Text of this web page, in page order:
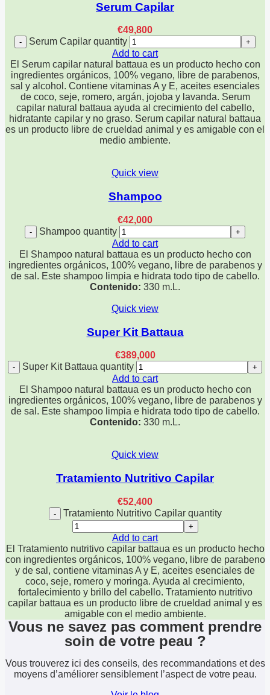
Serum Capilar
€49,800
Serum Capilar quantity
Add to cart
El Serum capilar natural battaua es un producto hecho con
ingredientes orgánicos, 100% vegano, libre de parabenos,
sal y alcohol. Contiene vitaminas A y E, aceites esenciales
de coco, seje, romero, argán, jojoba y lavanda. Serum
capilar natural battaua ayuda al crecimiento del cabello,
hidratante capilar y no graso. Serum capilar natural battaua
es un producto libre de crueldad animal y es amigable con el
medio ambiente.
Quick view
Shampoo
€42,000
Shampoo quantity
Add to cart
El Shampoo natural battaua es un producto hecho con
ingredientes orgánicos, 100% vegano, libre de parabenos y
de sal. Este shampoo limpia e hidrata todo tipo de cabello.
Contenido: 330 m.L.
Quick view
Super Kit Battaua
€389,000
Super Kit Battaua quantity
Add to cart
El Shampoo natural battaua es un producto hecho con
ingredientes orgánicos, 100% vegano, libre de parabenos y
de sal. Este shampoo limpia e hidrata todo tipo de cabello.
Contenido: 330 m.L.
Quick view
Tratamiento Nutritivo Capilar
€52,400
Tratamiento Nutritivo Capilar quantity
Add to cart
El Tratamiento nutritivo capilar battaua es un producto hecho
con ingredientes orgánicos, 100% vegano, libre de parabeno
y de sal, contiene vitaminas A y E, aceites esenciales de
coco, seje, romero y moringa. Ayuda al crecimiento,
fortalecimiento y brillo del cabello. Tratamiento nutritivo
capilar battaua es un producto libre de crueldad animal y es
amigable con el medio ambiente.
Vous ne savez pas comment prendre
soin de votre peau ?
Vous trouverez ici des conseils, des recommandations et des
moyens d’améliorer sensiblement l’aspect de votre peau.